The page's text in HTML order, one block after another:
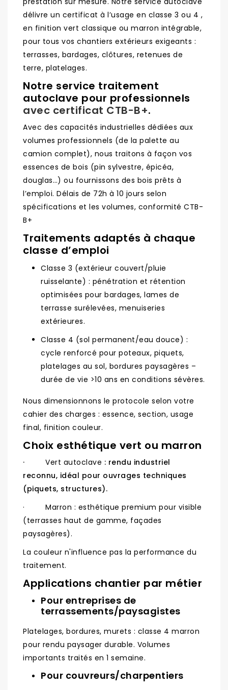
délivre un certificat à l’usage en classe 3 ou 4 ,
en finition vert classique ou marron intégrable,
pour tous vos chantiers extérieurs exigeants :
terrasses, bardages, clôtures, retenues de
terre, platelages.
Notre service traitement
autoclave pour professionnels
avec certificat CTB-B+.
Avec des capacités industrielles dédiées aux
volumes professionnels (de la palette au
camion complet), nous traitons à façon vos
essences de bois (pin sylvestre, épicéa,
douglas…) ou fournissons des bois prêts à
l’emploi. Délais de 72h à 10 jours selon
spécifications et les volumes, conformité CTB-
B+
Traitements adaptés à chaque
classe d’emploi
Classe 3 (extérieur couvert/pluie
ruisselante) : pénétration et rétention
optimisées pour bardages, lames de
terrasse surélevées, menuiseries
extérieures.
Classe 4 (sol permanent/eau douce) :
cycle renforcé pour poteaux, piquets,
platelages au sol, bordures paysagères –
durée de vie >10 ans en conditions sévères.
Nous dimensionnons le protocole selon votre
cahier des charges : essence, section, usage
final, finition couleur.
Choix esthétique vert ou marron
· Vert autoclave : rendu industriel
reconnu, idéal pour ouvrages techniques
(piquets, structures).
· Marron : esthétique premium pour visible
(terrasses haut de gamme, façades
paysagères).
La couleur n'influence pas la performance du
traitement.
Applications chantier par métier
Pour entreprises de
terrassements/paysagistes
Platelages, bordures, murets : classe 4 marron
pour rendu paysager durable. Volumes
importants traités en 1 semaine.
Pour couvreurs/charpentiers